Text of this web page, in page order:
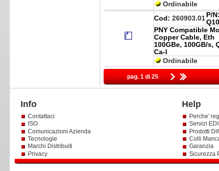
Ordinabile
Cod: 260903.01 P/
PNY Compatible
Copper Cable, Eth
100GBe, 100GB/s,
Ca-l
Ordinabile
pag. 1 di 25
Info Help
Contattaci
ISO
Comunicazioni Azienda
Tecnologie
Marchi Distribuiti
Privacy
Perche'
Servizi
Prodotti
Colli
Garanzia
Sicurezza